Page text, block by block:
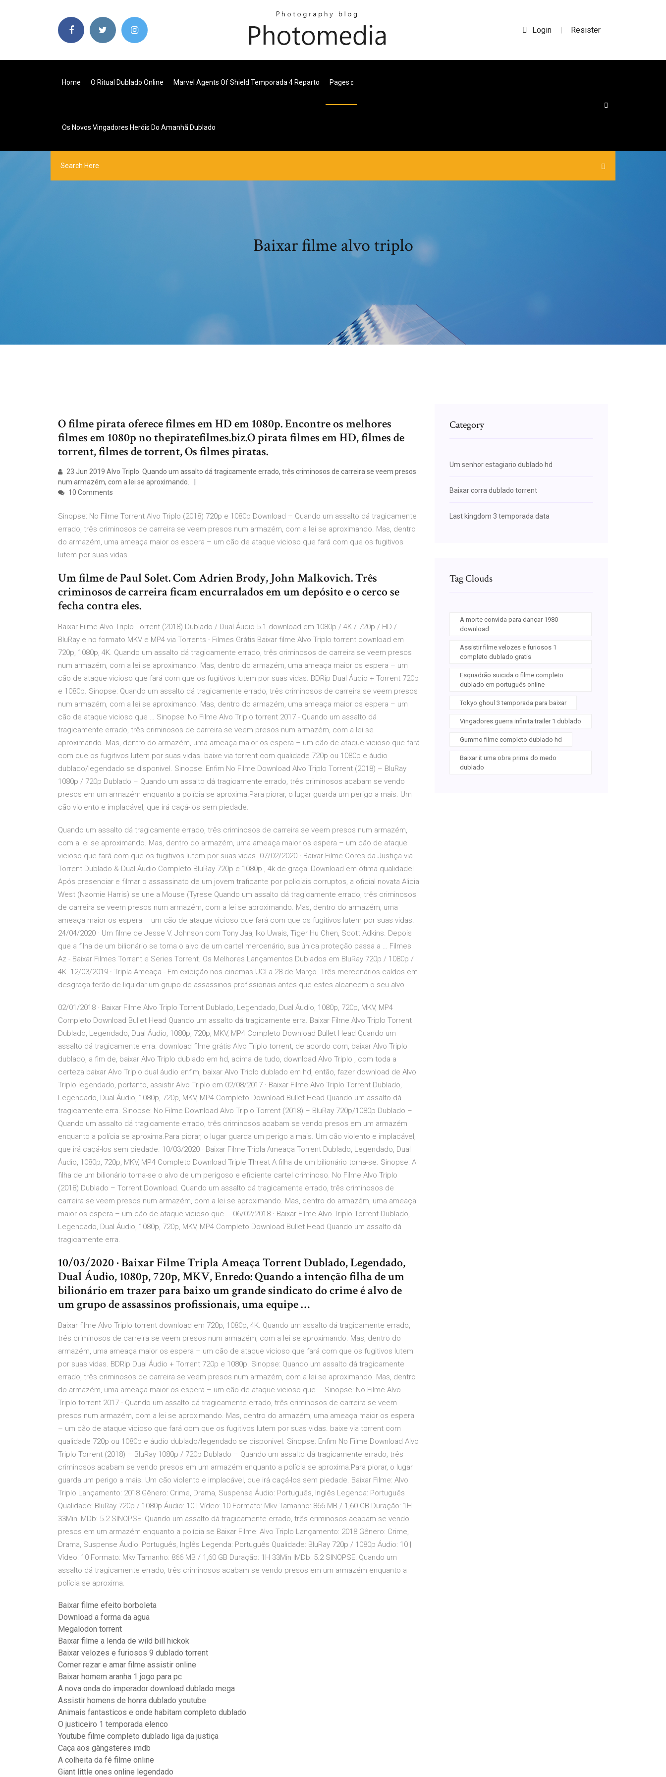
Login | Resister
Home O Ritual Dublado Online Marvel Agents Of Shield Temporada 4 Reparto Pages
Os Novos Vingadores Heróis Do Amanhã Dublado
Baixar filme alvo triplo
O filme pirata oferece filmes em HD em 1080p. Encontre os melhores
filmes em 1080p no thepiratefilmes.biz.O pirata filmes em HD, filmes de
torrent, filmes de torrent, Os filmes piratas.
23 Jun 2019 Alvo Triplo. Quando um assalto dá tragicamente errado, três criminosos de carreira se veem presos
num armazém, com a lei se aproximando.
10 Comments
Sinopse: No Filme Torrent Alvo Triplo (2018) 720p e 1080p Download – Quando um assalto dá tragicamente
errado, três criminosos de carreira se veem presos num armazém, com a lei se aproximando. Mas, dentro
do armazém, uma ameaça maior os espera – um cão de ataque vicioso que fará com que os fugitivos
lutem por suas vidas.
Um filme de Paul Solet. Com Adrien Brody, John Malkovich. Três
criminosos de carreira ficam encurralados em um depósito e o cerco se
fecha contra eles.
Baixar Filme Alvo Triplo Torrent (2018) Dublado / Dual Áudio 5.1 download em 1080p / 4K / 720p / HD /
BluRay e no formato MKV e MP4 via Torrents - Filmes Grátis Baixar filme Alvo Triplo torrent download em
720p, 1080p, 4K. Quando um assalto dá tragicamente errado, três criminosos de carreira se veem presos
num armazém, com a lei se aproximando. Mas, dentro do armazém, uma ameaça maior os espera – um
cão de ataque vicioso que fará com que os fugitivos lutem por suas vidas. BDRip Dual Áudio + Torrent 720p
e 1080p. Sinopse: Quando um assalto dá tragicamente errado, três criminosos de carreira se veem presos
num armazém, com a lei se aproximando. Mas, dentro do armazém, uma ameaça maior os espera – um
cão de ataque vicioso que … Sinopse: No Filme Alvo Triplo torrent 2017 - Quando um assalto dá
tragicamente errado, três criminosos de carreira se veem presos num armazém, com a lei se
aproximando. Mas, dentro do armazém, uma ameaça maior os espera – um cão de ataque vicioso que fará
com que os fugitivos lutem por suas vidas. baixe via torrent com qualidade 720p ou 1080p e áudio
dublado/legendado se disponivel. Sinopse: Enfim No Filme Download Alvo Triplo Torrent (2018) – BluRay
1080p / 720p Dublado – Quando um assalto dá tragicamente errado, três criminosos acabam se vendo
presos em um armazém enquanto a polícia se aproxima.Para piorar, o lugar guarda um perigo a mais. Um
cão violento e implacável, que irá caçá-los sem piedade.
Quando um assalto dá tragicamente errado, três criminosos de carreira se veem presos num armazém,
com a lei se aproximando. Mas, dentro do armazém, uma ameaça maior os espera – um cão de ataque
vicioso que fará com que os fugitivos lutem por suas vidas. 07/02/2020 · Baixar Filme Cores da Justiça via
Torrent Dublado & Dual Áudio Completo BluRay 720p e 1080p , 4k de graça! Download em ótima qualidade!
Após presenciar e filmar o assassinato de um jovem traficante por policiais corruptos, a oficial novata Alicia
West (Naomie Harris) se une a Mouse (Tyrese Quando um assalto dá tragicamente errado, três criminosos
de carreira se veem presos num armazém, com a lei se aproximando. Mas, dentro do armazém, uma
ameaça maior os espera – um cão de ataque vicioso que fará com que os fugitivos lutem por suas vidas.
24/04/2020 · Um filme de Jesse V. Johnson com Tony Jaa, Iko Uwais, Tiger Hu Chen, Scott Adkins. Depois
que a filha de um bilionário se torna o alvo de um cartel mercenário, sua única proteção passa a … Filmes
Az - Baixar Filmes Torrent e Series Torrent. Os Melhores Lançamentos Dublados em BluRay 720p / 1080p /
4K. 12/03/2019 · Tripla Ameaça - Em exibição nos cinemas UCI a 28 de Março. Três mercenários caídos em
desgraça terão de liquidar um grupo de assassinos profissionais antes que estes alcancem o seu alvo
02/01/2018 · Baixar Filme Alvo Triplo Torrent Dublado, Legendado, Dual Áudio, 1080p, 720p, MKV, MP4
Completo Download Bullet Head Quando um assalto dá tragicamente erra. Baixar Filme Alvo Triplo Torrent
Dublado, Legendado, Dual Áudio, 1080p, 720p, MKV, MP4 Completo Download Bullet Head Quando um
assalto dá tragicamente erra. download filme grátis Alvo Triplo torrent, de acordo com, baixar Alvo Triplo
dublado, a fim de, baixar Alvo Triplo dublado em hd, acima de tudo, download Alvo Triplo , com toda a
certeza baixar Alvo Triplo dual áudio enfim, baixar Alvo Triplo dublado em hd, então, fazer download de Alvo
Triplo legendado, portanto, assistir Alvo Triplo em 02/08/2017 · Baixar Filme Alvo Triplo Torrent Dublado,
Legendado, Dual Áudio, 1080p, 720p, MKV, MP4 Completo Download Bullet Head Quando um assalto dá
tragicamente erra. Sinopse: No Filme Download Alvo Triplo Torrent (2018) – BluRay 720p/1080p Dublado –
Quando um assalto dá tragicamente errado, três criminosos acabam se vendo presos em um armazém
enquanto a polícia se aproxima.Para piorar, o lugar guarda um perigo a mais. Um cão violento e implacável,
que irá caçá-los sem piedade. 10/03/2020 · Baixar Filme Tripla Ameaça Torrent Dublado, Legendado, Dual
Áudio, 1080p, 720p, MKV, MP4 Completo Download Triple Threat A filha de um bilionário torna-se. Sinopse: A
filha de um bilionário torna-se o alvo de um perigoso e eficiente cartel criminoso. No Filme Alvo Triplo
(2018) Dublado – Torrent Download. Quando um assalto dá tragicamente errado, três criminosos de
carreira se veem presos num armazém, com a lei se aproximando. Mas, dentro do armazém, uma ameaça
maior os espera – um cão de ataque vicioso que … 06/02/2018 · Baixar Filme Alvo Triplo Torrent Dublado,
Legendado, Dual Áudio, 1080p, 720p, MKV, MP4 Completo Download Bullet Head Quando um assalto dá
tragicamente erra.
10/03/2020 · Baixar Filme Tripla Ameaça Torrent Dublado, Legendado,
Dual Áudio, 1080p, 720p, MKV, Enredo: Quando a intenção filha de um
bilionário em trazer para baixo um grande sindicato do crime é alvo de
um grupo de assassinos profissionais, uma equipe …
Baixar filme Alvo Triplo torrent download em 720p, 1080p, 4K. Quando um assalto dá tragicamente errado,
três criminosos de carreira se veem presos num armazém, com a lei se aproximando. Mas, dentro do
armazém, uma ameaça maior os espera – um cão de ataque vicioso que fará com que os fugitivos lutem
por suas vidas. BDRip Dual Áudio + Torrent 720p e 1080p. Sinopse: Quando um assalto dá tragicamente
errado, três criminosos de carreira se veem presos num armazém, com a lei se aproximando. Mas, dentro
do armazém, uma ameaça maior os espera – um cão de ataque vicioso que … Sinopse: No Filme Alvo
Triplo torrent 2017 - Quando um assalto dá tragicamente errado, três criminosos de carreira se veem
presos num armazém, com a lei se aproximando. Mas, dentro do armazém, uma ameaça maior os espera
– um cão de ataque vicioso que fará com que os fugitivos lutem por suas vidas. baixe via torrent com
qualidade 720p ou 1080p e áudio dublado/legendado se disponivel. Sinopse: Enfim No Filme Download Alvo
Triplo Torrent (2018) – BluRay 1080p / 720p Dublado – Quando um assalto dá tragicamente errado, três
criminosos acabam se vendo presos em um armazém enquanto a polícia se aproxima.Para piorar, o lugar
guarda um perigo a mais. Um cão violento e implacável, que irá caçá-los sem piedade. Baixar Filme: Alvo
Triplo Lançamento: 2018 Gênero: Crime, Drama, Suspense Áudio: Português, Inglês Legenda: Português
Qualidade: BluRay 720p / 1080p Áudio: 10 | Vídeo: 10 Formato: Mkv Tamanho: 866 MB / 1,60 GB Duração: 1H
33Min IMDb: 5.2 SINOPSE: Quando um assalto dá tragicamente errado, três criminosos acabam se vendo
presos em um armazém enquanto a polícia se Baixar Filme: Alvo Triplo Lançamento: 2018 Gênero: Crime,
Drama, Suspense Áudio: Português, Inglês Legenda: Português Qualidade: BluRay 720p / 1080p Áudio: 10 |
Vídeo: 10 Formato: Mkv Tamanho: 866 MB / 1,60 GB Duração: 1H 33Min IMDb: 5.2 SINOPSE: Quando um
assalto dá tragicamente errado, três criminosos acabam se vendo presos em um armazém enquanto a
polícia se aproxima.
Baixar filme efeito borboleta
Download a forma da agua
Megalodon torrent
Baixar filme a lenda de wild bill hickok
Baixar velozes e furiosos 9 dublado torrent
Comer rezar e amar filme assistir online
Baixar homem aranha 1 jogo para pc
A nova onda do imperador download dublado mega
Assistir homens de honra dublado youtube
Animais fantasticos e onde habitam completo dublado
O justiceiro 1 temporada elenco
Youtube filme completo dublado liga da justiça
Caça aos gângsteres imdb
A colheita da fé filme online
Giant little ones online legendado
Category
Um senhor estagiario dublado hd
Baixar corra dublado torrent
Last kingdom 3 temporada data
Tag Clouds
A morte convida para dançar 1980
download
Assistir filme velozes e furiosos 1
completo dublado gratis
Esquadrão suicida o filme completo
dublado em português online
Tokyo ghoul 3 temporada para baixar
Vingadores guerra infinita trailer 1 dublado
Gummo filme completo dublado hd
Baixar it uma obra prima do medo
dublado